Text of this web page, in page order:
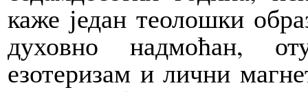
каже један теолошки
духовно надмоћан,
езотеризам и лични